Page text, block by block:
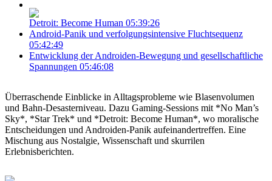
Detroit: Become Human 05:39:26
Android-Panik und verfolgungsintensive Fluchtsequenz
05:42:49
Entwicklung der Androiden-Bewegung und gesellschaftliche
Spannungen 05:46:08
Überraschende Einblicke in Alltagsprobleme wie Blasenvolumen
und Bahn-Desasterniveau. Dazu Gaming-Sessions mit *No Man’s
Sky*, *Star Trek* und *Detroit: Become Human*, wo moralische
Entscheidungen und Androiden-Panik aufeinandertreffen. Eine
Mischung aus Nostalgie, Wissenschaft und skurrilen
Erlebnisberichten.